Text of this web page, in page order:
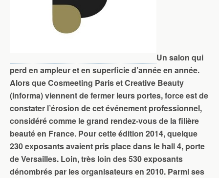
Un salon qui
perd en ampleur et en superficie d’année en année.
Alors que Cosmeeting Paris et Creative Beauty
(Informa) viennent de fermer leurs portes, force est de
constater l’érosion de cet événement professionnel,
considéré comme le grand rendez-vous de la filière
beauté en France. Pour cette édition 2014, quelque
230 exposants avaient pris place dans le hall 4, porte
de Versailles. Loin, très loin des 530 exposants
dénombrés par les organisateurs en 2010. Parmi ses